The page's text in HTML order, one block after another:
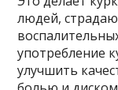
людей,
употребление
улучшить